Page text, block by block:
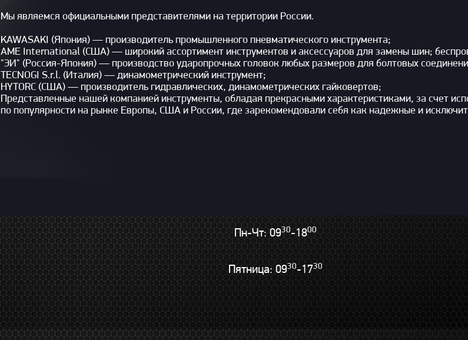
Мы являемся официальными представителями на территории России.
KAWASAKI (Япония) — производитель промышленного пневматического инструмента;
AME International (США) — широкий ассортимент инструментов и аксессуаров для замены шин;
"ЭИ" (Россия-Япония) — производство ударопрочных головок любых размеров для болтовых
TECNOGI S.r.l. (Италия) — динамометрический инструмент;
HYTORC (США) — производитель гидравлических, динамометрических гайковертов;
Представленные нашей компанией инструменты, обладая прекрасными характеристиками, за счет
по популярности на рынке Европы, США и России, где зарекомендовали себя как надежные и
Пн-Чт: 0930-1800
Пятница: 0930-1730